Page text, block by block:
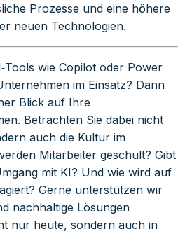
Prozesse und eine höhere
neuen Technologien.
wie Copilot oder Power
im Einsatz? Dann
Blick auf Ihre
Betrachten Sie dabei nicht
auch die Kultur im
Mitarbeiter geschult? Gibt
mit KI? Und wie wird auf
Gerne unterstützen wir
nachhaltige Lösungen
nur heute, sondern auch in